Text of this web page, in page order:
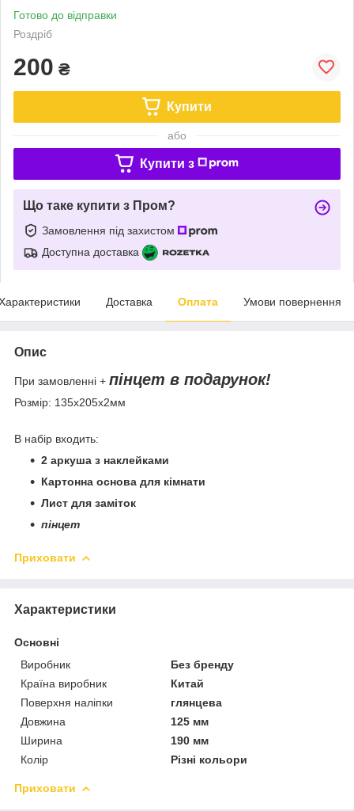
Готово до відправки
Роздріб
200 ₴
Купити
або
Купити з
Що таке купити з Пром?
Замовлення під захистом
Доступна доставка
Доставка Оплата Умови повернення
Опис
При замовленні + пінцет в подарунок!
Розмір: 135х205х2мм
В набір входить:
2 аркуша з наклейками
Картонна основа для кімнати
Лист для заміток
пінцет
Приховати
Характеристики
Основні
Виробник
Без бренду
Країна виробник
Китай
Поверхня наліпки
глянцева
Довжина
125 мм
Ширина
190 мм
Колір
Різні кольори
Приховати